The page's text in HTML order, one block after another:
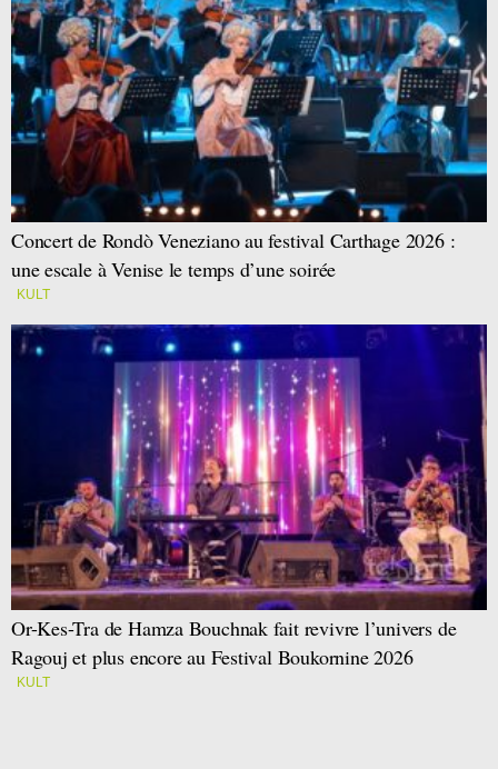
Concert de Rondò Veneziano au festival Carthage 2026 :
une escale à Venise le temps d’une soirée
KULT
Or-Kes-Tra de Hamza Bouchnak fait revivre l’univers de
Ragouj et plus encore au Festival Boukornine 2026
KULT